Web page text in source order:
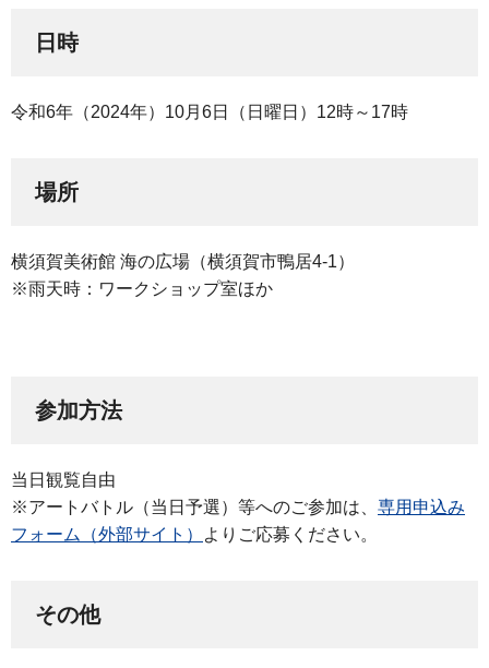
日時
令和6年（2024年）10月6日（日曜日）12時～17時
場所
横須賀美術館 海の広場（横須賀市鴨居4-1）
※雨天時：ワークショップ室ほか
参加方法
当日観覧自由
※アートバトル（当日予選）等へのご参加は、 専用申込み
フォーム（外部サイト）
よりご応募ください。
その他